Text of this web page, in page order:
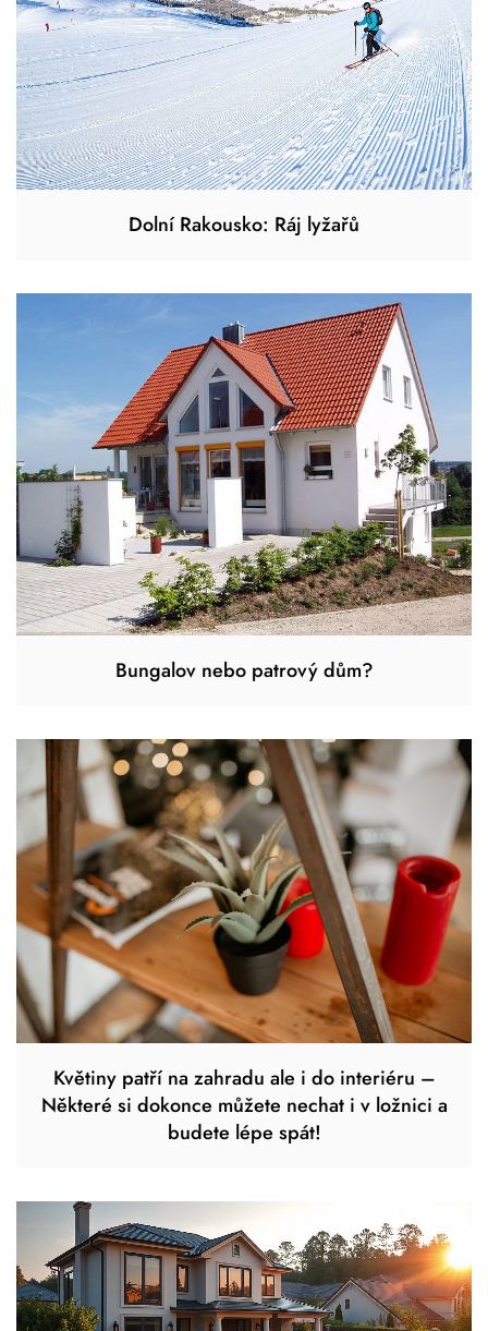
Dolní Rakousko: Ráj lyžařů
Bungalov nebo patrový dům?
Květiny patří na zahradu ale i do interiéru –
Některé si dokonce můžete nechat i v ložnici a
budete lépe spát!